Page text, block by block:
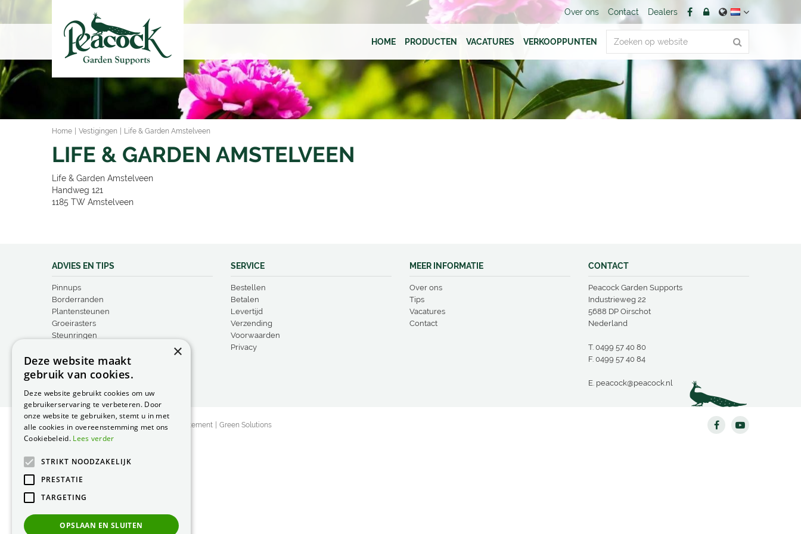
Home Vestigingen Life & Garden Amstelveen
Over ons Contact Dealers
HOME PRODUCTEN VACATURES VERKOOPPUNTEN
LIFE & GARDEN AMSTELVEEN
Life & Garden Amstelveen
Handweg 121
1185 TW Amstelveen
ADVIES EN TIPS
Pinnups
Borderranden
Plantensteunen
Groeirasters
Steunringen
SERVICE
Bestellen
Betalen
Levertijd
Verzending
Voorwaarden
Privacy
MEER INFORMATIE
Over ons
Tips
Vacatures
Contact
CONTACT
Peacock Garden Supports
Industrieweg 22
5688 DP Oirschot
Nederland
T. 0499 57 40 80
F. 0499 57 40 84
E. peacock@peacock.nl
© Peacock Garden Supports Privacy Statement Green Solutions
×
Deze website maakt
gebruik van cookies.
Deze website gebruikt cookies om uw
gebruikerservaring te verbeteren. Door
onze website te gebruiken, stemt u in met
alle cookies in overeenstemming met ons
Cookiebeleid. Lees verder
STRIKT NOODZAKELIJK
PRESTATIE
TARGETING
OPSLAAN EN SLUITEN